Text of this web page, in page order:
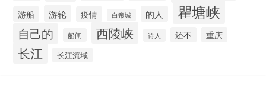
游船 游轮 疫情 白帝城 的人 瞿塘峡
自己的 船闸 西陵峡 诗人 还不 重庆
长江 长江流域